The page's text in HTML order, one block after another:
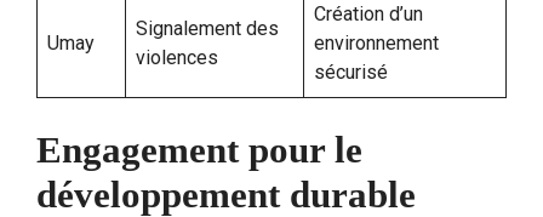
Umay
Signalement des
violences
Création d’un
environnement
sécurisé
Engagement pour le
développement durable